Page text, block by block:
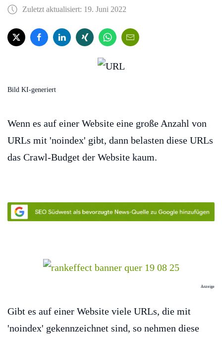
Zuletzt aktualisiert: 19. Juni 2022
Bild KI-generiert
Wenn es auf einer Website eine große Anzahl von
URLs mit 'noindex' gibt, dann belasten diese URLs
das Crawl-Budget der Website kaum.
Anzeige
Gibt es auf einer Website viele URLs, die mit
'noindex' gekennzeichnet sind, so nehmen diese